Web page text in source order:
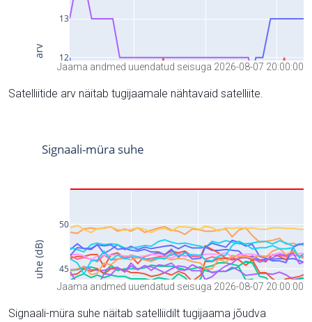
Jaama andmed uuendatud seisuga 2026-08-07 20:00:00
Satelliitide arv näitab tugijaamale nähtavaid satelliite.
Jaama andmed uuendatud seisuga 2026-08-07 20:00:00
Signaali-müra suhe näitab satelliidilt tugijaama jõudva